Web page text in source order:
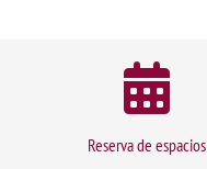
Reserva de espacios